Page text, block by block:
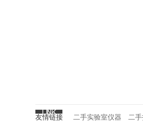
友情链接 二手实验室仪器 二